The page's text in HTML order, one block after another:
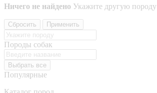
Ничего не найдено Укажите другую породу
Сбросить Применить
Породы собак
Выбрать все
Популярные